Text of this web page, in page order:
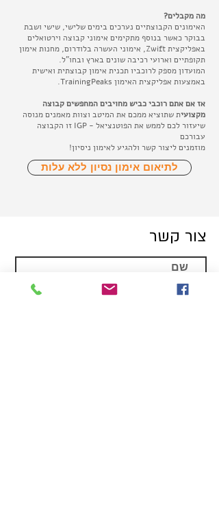
מה מקבלים?
האימונים הקבוצתיים נערכים בימים שלישי, שישי ושבת
בבוקר כאשר בנוסף מתקימים אימוני קבוצה וירטואלים
באפליקצית Zwift, אימוני העשרה בלודרום, מחנות אימון
תקופתיים וארועי רכיבה שונים בארץ ובחו"ל.
המועדון מספק לרוכביו תכנית אימון קבוצתית ואישית
באמצעות אפליקצית האימון TrainingPeaks.
אז אם אתם רוכבי כביש מחויבים המחפשים קבוצה
מקצועית שתוציא ממכם את המיטב וצוות מאמנים מנוסה
שיעזור לכם לממש את הפוטנציאל - IGP זו הקבוצה
עבורכם
מוזמנים ליצור קשר ולהגיע לאימון ניסיון!
לתיאום אימון נסיון ללא עלות
צור קשר